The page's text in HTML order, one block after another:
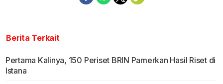
Berita Terkait
Pertama Kalinya, 150 Periset BRIN Pamerkan Hasil Riset di
Istana